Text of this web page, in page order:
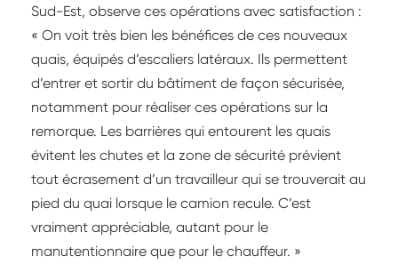
Sud-Est, observe ces opérations avec satisfaction :
« On voit très bien les bénéfices de ces nouveaux
quais, équipés d’escaliers latéraux. Ils permettent
d’entrer et sortir du bâtiment de façon sécurisée,
notamment pour réaliser ces opérations sur la
remorque. Les barrières qui entourent les quais
évitent les chutes et la zone de sécurité prévient
tout écrasement d’un travailleur qui se trouverait au
pied du quai lorsque le camion recule. C’est
vraiment appréciable, autant pour le
manutentionnaire que pour le chauffeur. »